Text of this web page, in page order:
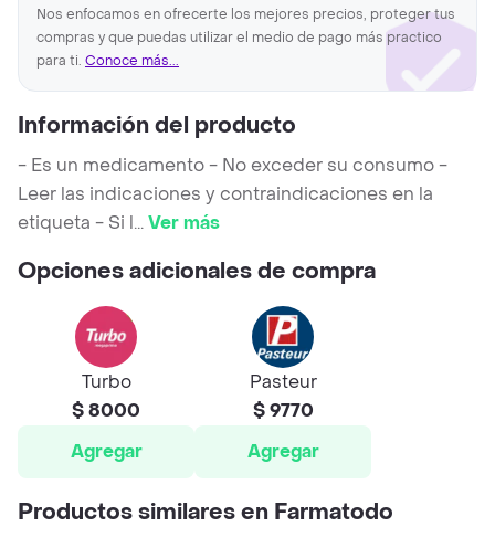
Nos enfocamos en ofrecerte los mejores precios, proteger tus
compras y que puedas utilizar el medio de pago más practico
para ti. Conoce más...
Información del producto
- Es un medicamento - No exceder su consumo -
Leer las indicaciones y contraindicaciones en la
etiqueta - Si l...Ver más
Opciones adicionales de compra
Turbo
$ 8000
Agregar
Pasteur
$ 9770
Agregar
Productos similares en Farmatodo